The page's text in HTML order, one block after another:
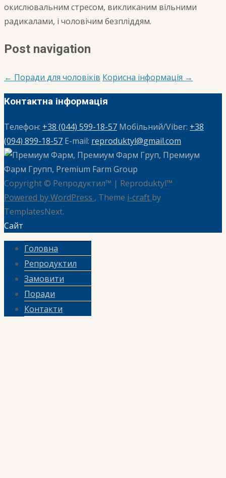
окислювальним стресом, викликаним вільними
радикалами, і чоловічим безпліддям.
Post navigation
← Поради для чоловіків Корисна інформація →
Контактна інформація
Телефон: +38 (044) 599-18-57 Мобільний/Viber: +38
(094) 899-18-57 E-mail: reproduktyl@gmail.com
Copyright © Репродуктил™ | Reproduktyl™
Powered by WordPress , Theme i-craft by
TemplatesNext.
Сайт
Головна
Репродуктил
Замовити
Поради
Контакти